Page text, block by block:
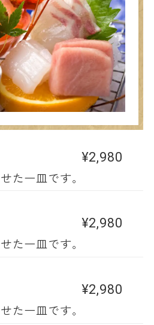
¥2,980
た一皿です。
¥2,980
た一皿です。
¥2,980
た一皿です。